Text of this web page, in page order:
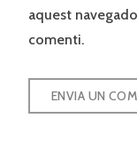
aquest
comenti.